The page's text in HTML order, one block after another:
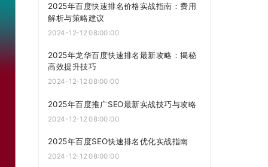
2025年百度快速排名价格实战指南：费用
解析与策略建议
2024-12-12 08:00:00
2025年龙华百度快速排名最新攻略：揭秘
高效提升技巧
2024-12-12 08:00:00
2025年百度推广SEO最新实战技巧与攻略
2024-12-12 08:00:00
2025年百度SEO快速排名优化实战指南
2024-12-12 08:00:00